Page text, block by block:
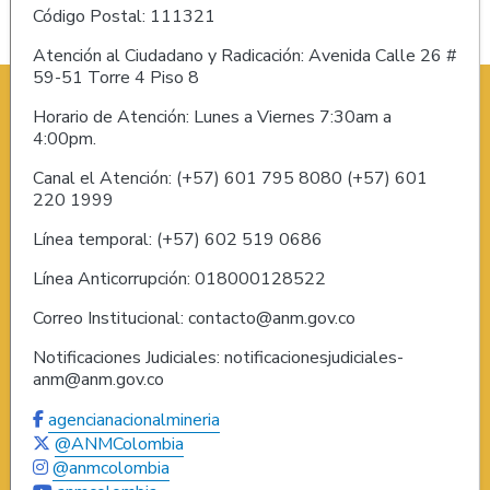
Código Postal: 111321
Atención al Ciudadano y Radicación: Avenida Calle 26 #
59-51 Torre 4 Piso 8
Horario de Atención: Lunes a Viernes 7:30am a
4:00pm.
Canal el Atención: (+57) 601 795 8080 (+57) 601
220 1999
Línea temporal: (+57) 602 519 0686
Línea Anticorrupción: 018000128522
Correo Institucional: contacto@anm.gov.co
Notificaciones Judiciales: notificacionesjudiciales-
anm@anm.gov.co
agencianacionalmineria
@ANMColombia
@anmcolombia